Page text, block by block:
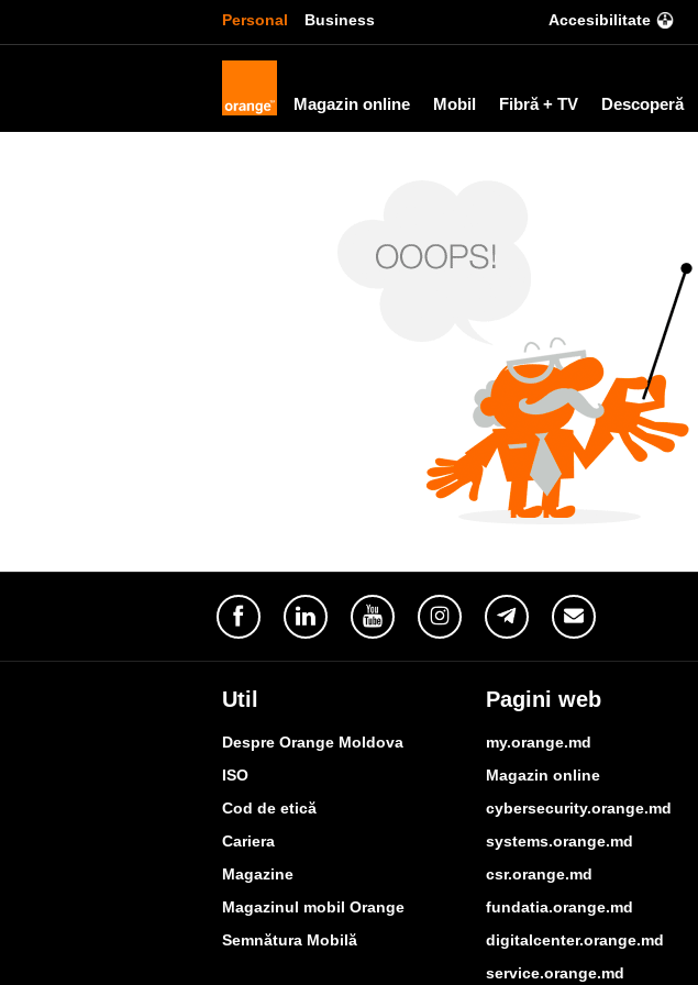
Personal Business Accesibilitate
Magazin online Mobil Fibră + TV Descoperă
Util
Despre Orange Moldova
ISO
Cod de etică
Cariera
Magazine
Magazinul mobil Orange
Semnătura Mobilă
Pagini web
my.orange.md
Magazin online
cybersecurity.orange.md
systems.orange.md
csr.orange.md
fundatia.orange.md
digitalcenter.orange.md
service.orange.md